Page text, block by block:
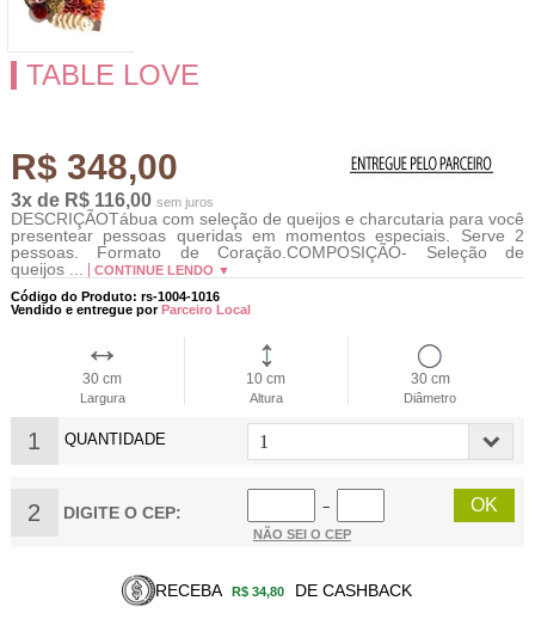
TABLE LOVE
R$ 348,00
3x de R$ 116,00 sem juros
DESCRIÇÃOTábua com seleção de queijos e charcutaria para você
presentear pessoas queridas em momentos especiais. Serve 2
pessoas. Formato de Coração.COMPOSIÇÃO- Seleção de
queijos ...
CONTINUE LENDO ▼
Código do Produto: rs-1004-1016
Vendido e entregue porParceiro Local
30 cm
Largura
10 cm
Altura
30 cm
Diâmetro
1 QUANTIDADE
2 DIGITE O CEP:
−
NÃO SEI O CEP
RECEBA R$ 34,80 DE CASHBACK